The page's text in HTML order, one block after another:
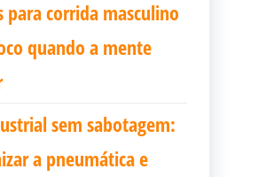
para corrida masculino
quando a mente
sem sabotagem:
a pneumática e